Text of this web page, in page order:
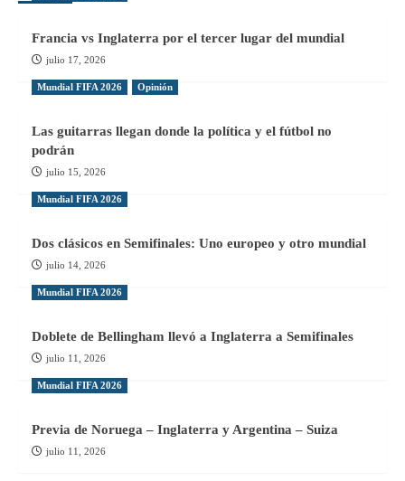
Francia vs Inglaterra por el tercer lugar del mundial
julio 17, 2026
Mundial FIFA 2026 Opinión
Las guitarras llegan donde la política y el fútbol no
podrán
julio 15, 2026
Mundial FIFA 2026
Dos clásicos en Semifinales: Uno europeo y otro mundial
julio 14, 2026
Mundial FIFA 2026
Doblete de Bellingham llevó a Inglaterra a Semifinales
julio 11, 2026
Mundial FIFA 2026
Previa de Noruega – Inglaterra y Argentina – Suiza
julio 11, 2026